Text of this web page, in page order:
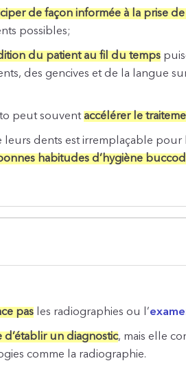
de façon informée à la prise
possibles;
du patient au fil du temps
des gencives et de la langue
peut souventaccélérer le
leurs dents est irremplaçable
habitudes d’hygiène
pas les radiographies ou l’
d’établir un diagnostic, mais elle
comme la radiographie.